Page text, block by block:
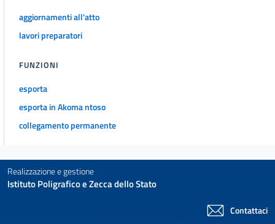
aggiornamenti all'atto
lavori preparatori
FUNZIONI
esporta
esporta in Akoma ntoso
collegamento permanente
Realizzazione e gestione
Istituto Poligrafico e Zecca dello Stato
Contattaci